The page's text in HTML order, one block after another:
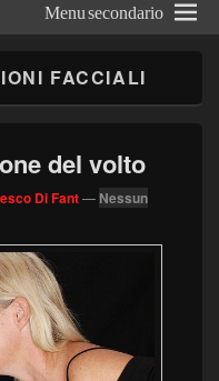
Menu secondario
FACCIALI
del volto
Di Fant— Nessun